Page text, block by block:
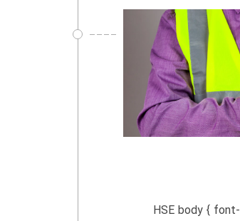
نقش سازمان‌ های دولتی در HSE نقش سازمان‌ های دولتی در HSE body { font-